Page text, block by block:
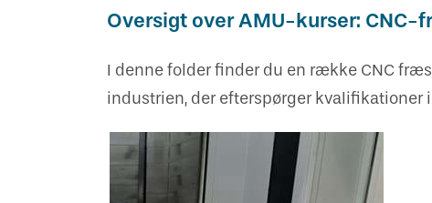
Oversigt over AMU-kurser: CNC-
I denne folder finder du en række CNC
industrien, der efterspørger kvalifikationer